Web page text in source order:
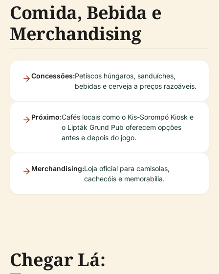
Comida, Bebida e
Merchandising
Concessões:Petiscos húngaros, sanduíches,
bebidas e cerveja a preços razoáveis.
Próximo:Cafés locais como o Kis-Sorompó Kiosk e
o Lipták Grund Pub oferecem opções
antes e depois do jogo.
Merchandising:Loja oficial para camisolas,
cachecóis e memorabilia.
Chegar Lá: